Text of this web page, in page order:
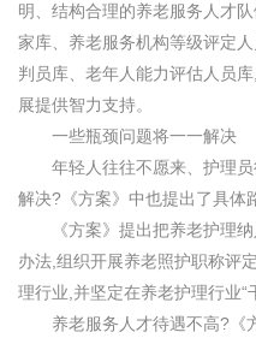
明、结构合理的养老服务人才
家库、养老服务机构等级评定
判员库、老年人能力评估人员
展提供智力支持。
一些瓶颈问题将一一解决
年轻人往往不愿来、护理员
解决?《方案》中也提出了具
《方案》提出把养老护理纳
办法,组织开展养老照护职称评
理行业,并坚定在养老护理行业“
养老服务人才待遇不高?《